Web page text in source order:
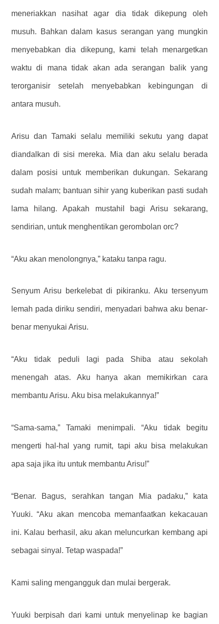
meneriakkan nasihat agar dia tidak dikepung oleh
musuh. Bahkan dalam kasus serangan yang mungkin
menyebabkan dia dikepung, kami telah menargetkan
waktu di mana tidak akan ada serangan balik yang
terorganisir setelah menyebabkan kebingungan di
antara musuh.
Arisu dan Tamaki selalu memiliki sekutu yang dapat
diandalkan di sisi mereka. Mia dan aku selalu berada
dalam posisi untuk memberikan dukungan. Sekarang
sudah malam; bantuan sihir yang kuberikan pasti sudah
lama hilang. Apakah mustahil bagi Arisu sekarang,
sendirian, untuk menghentikan gerombolan orc?
“Aku akan menolongnya,” kataku tanpa ragu.
Senyum Arisu berkelebat di pikiranku. Aku tersenyum
lemah pada diriku sendiri, menyadari bahwa aku benar-
benar menyukai Arisu.
“Aku tidak peduli lagi pada Shiba atau sekolah
menengah atas. Aku hanya akan memikirkan cara
membantu Arisu. Aku bisa melakukannya!”
“Sama-sama,” Tamaki menimpali. “Aku tidak begitu
mengerti hal-hal yang rumit, tapi aku bisa melakukan
apa saja jika itu untuk membantu Arisu!”
“Benar. Bagus, serahkan tangan Mia padaku,” kata
Yuuki. “Aku akan mencoba memanfaatkan kekacauan
ini. Kalau berhasil, aku akan meluncurkan kembang api
sebagai sinyal. Tetap waspada!”
Kami saling mengangguk dan mulai bergerak.
Yuuki berpisah dari kami untuk menyelinap ke bagian